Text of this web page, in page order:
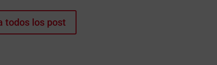
todos los post